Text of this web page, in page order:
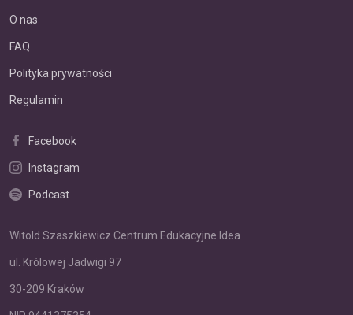
O nas
FAQ
Polityka prywatności
Regulamin
Facebook
Instagram
Podcast
Witold Szaszkiewicz Centrum Edukacyjne Idea
ul. Królowej Jadwigi 97
30-209 Kraków